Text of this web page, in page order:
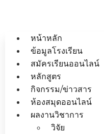
หน้าหลัก
ข้อมูลโรงเรียน
สมัครเรียนออนไลน์
หลักสูตร
กิจกรรม/ข่าวสาร
ห้องสมุดออนไลน์
ผลงานวิชาการ
วิจัย